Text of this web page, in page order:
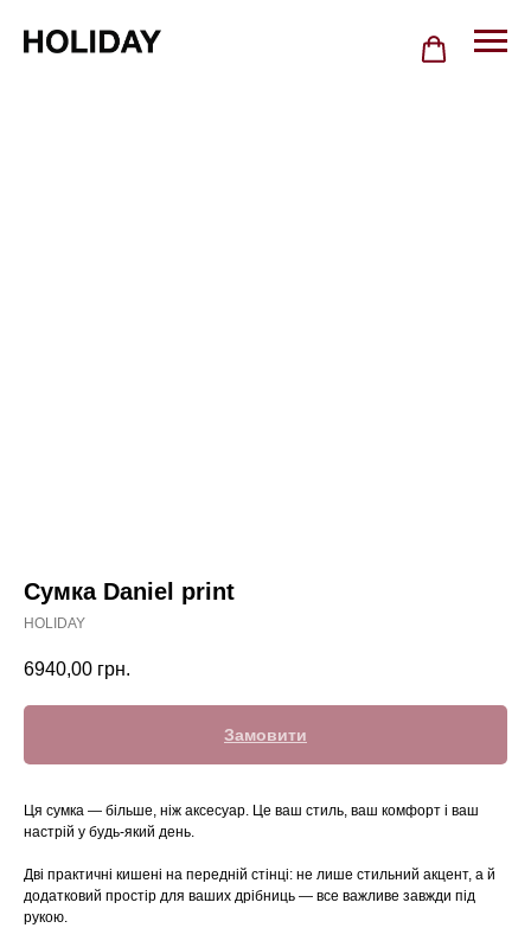
Сумка Daniel print
HOLIDAY
6940,00 грн.
Замовити
Ця сумка — більше, ніж аксесуар. Це ваш стиль, ваш комфорт і ваш
настрій у будь-який день.
Дві практичні кишені на передній стінці: не лише стильний акцент, а й
додатковий простір для ваших дрібниць — все важливе завжди під
рукою.